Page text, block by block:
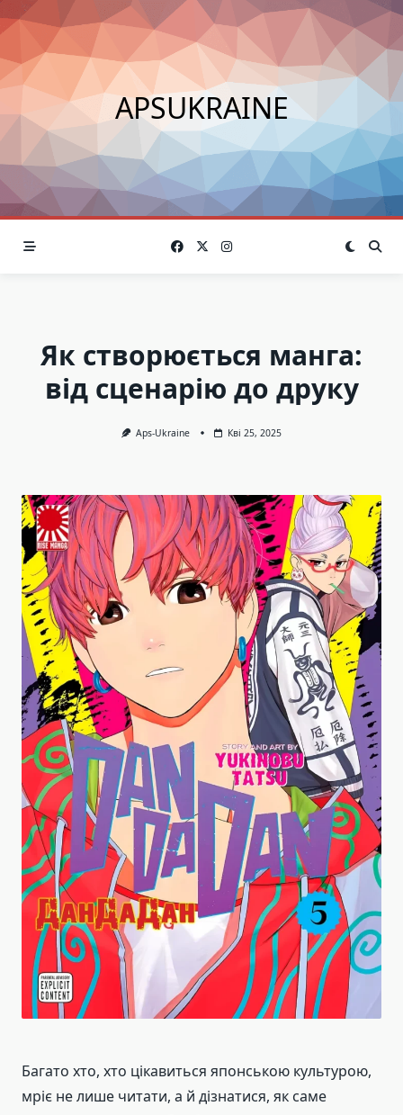
Skip
to
content
APSUKRAINE
Як створюється манга:
від сценарію до друку
Aps-Ukraine Кві 25, 2025
Багато хто, хто цікавиться японською культурою,
мріє не лише читати, а й дізнатися, як саме